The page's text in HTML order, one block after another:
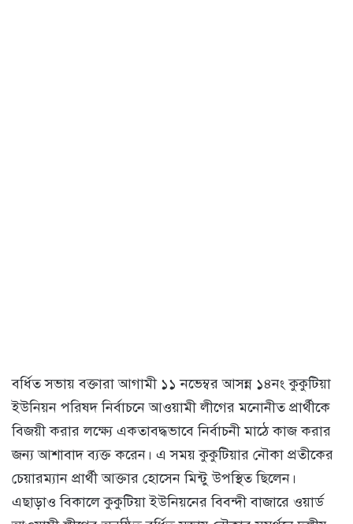
বর্ধিত সভায় বক্তারা আগামী ১১ নভেম্বর আসন্ন ১৪নং কুকুটিয়া
ইউনিয়ন পরিষদ নির্বাচনে আওয়ামী লীগের মনোনীত প্রার্থীকে
বিজয়ী করার লক্ষ্যে একতাবদ্ধভাবে নির্বাচনী মাঠে কাজ করার
জন্য আশাবাদ ব্যক্ত করেন। এ সময় কুকুটিয়ার নৌকা প্রতীকের
চেয়ারম্যান প্রার্থী আক্তার হোসেন মিন্টু উপস্থিত ছিলেন।
এছাড়াও বিকালে কুকুটিয়া ইউনিয়নের বিবন্দী বাজারে ওয়ার্ড